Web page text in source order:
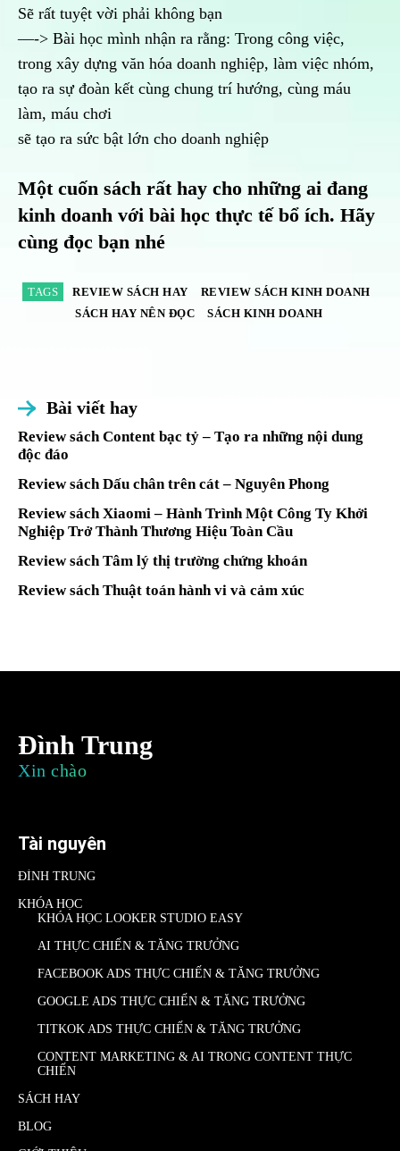
Sẽ rất tuyệt vời phải không bạn
—-> Bài học mình nhận ra rằng: Trong công việc,
trong xây dựng văn hóa doanh nghiệp, làm việc nhóm,
tạo ra sự đoàn kết cùng chung trí hướng, cùng máu
làm, máu chơi
sẽ tạo ra sức bật lớn cho doanh nghiệp
Một cuốn sách rất hay cho những ai đang
kinh doanh với bài học thực tế bổ ích. Hãy
cùng đọc bạn nhé
TAGS REVIEW SÁCH HAY
REVIEW SÁCH KINH DOANH
SÁCH HAY NÊN ĐỌC
SÁCH KINH DOANH
Bài viết hay
Review sách Content bạc tỷ – Tạo ra những nội dung
độc đáo
Review sách Dấu chân trên cát – Nguyên Phong
Review sách Xiaomi – Hành Trình Một Công Ty Khởi
Nghiệp Trở Thành Thương Hiệu Toàn Cầu
Review sách Tâm lý thị trường chứng khoán
Review sách Thuật toán hành vi và cảm xúc
Đình Trung
Xin chào
Tài nguyên
ĐÌNH TRUNG
KHÓA HỌC
KHÓA HỌC LOOKER STUDIO EASY
AI THỰC CHIẾN & TĂNG TRƯỞNG
FACEBOOK ADS THỰC CHIẾN & TĂNG TRƯỞNG
GOOGLE ADS THỰC CHIẾN & TĂNG TRƯỞNG
TITKOK ADS THỰC CHIẾN & TĂNG TRƯỞNG
CONTENT MARKETING & AI TRONG CONTENT THỰC
CHIẾN
SÁCH HAY
BLOG